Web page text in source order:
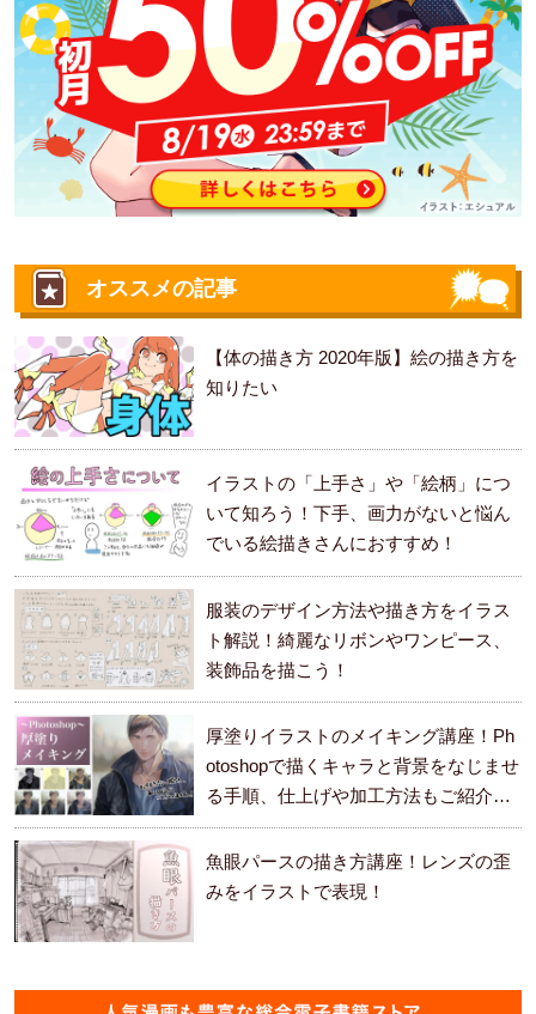
オススメの記事
【体の描き方 2020年版】絵の描き方を
知りたい
イラストの「上手さ」や「絵柄」につ
いて知ろう！下手、画力がないと悩ん
でいる絵描きさんにおすすめ！
服装のデザイン方法や描き方をイラス
ト解説！綺麗なリボンやワンピース、
装飾品を描こう！
厚塗りイラストのメイキング講座！Ph
otoshopで描くキャラと背景をなじませ
る手順、仕上げや加工方法もご紹介し
ます。
魚眼パースの描き方講座！レンズの歪
みをイラストで表現！